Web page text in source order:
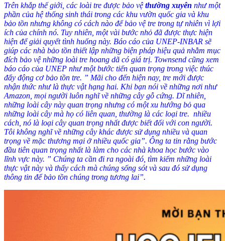
Trên khắp thế giới, các loài tre được bảo vệthường xuyên như một
phần của hệ thống sinh thái trong các khu vườn quốc gia và khu
bảo tồn nhưng không có cách nào để bảo vệ tre trong tự nhiên vì lợi
ích của chính nó. Tuy nhiên, một vài bước nhỏ đã được thực hiện
hiện để giải quyết tình huống này. Báo cáo của UNEP-INBAR sẽ
giúp các nhà bảo tồn thiết lập những biện pháp hiệu quả nhằm mục
đích bảo vệ những loài tre hoang dã có giá trị. Townsend cũng xem
báo cáo của UNEP như một bước tiến quan trọng trong việc thúc
đẩy động cơ bảo tồn tre. ” Mãi cho đến hiện nay, tre mới được
nhận thức như là thực vật hạng hai. Khi bạn nói về những nơi như
Amazon, mọi người luôn nghĩ về những cây gỗ cứng. Dĩ nhiên,
những loài cây này quan trọng nhưng có một xu hướng bỏ qua
những loài cây mà họ có liên quan, thường là các loại tre. nhiều
cách, nó là loại cây quan trọng nhất được biết đối với con người.
Tôi không nghĩ về những cây khác được sử dụng nhiều và quan
trọng về mặc thương mại ở nhiều quốc gia”. Ông ta tin rằng bước
đầu tiên quan trọng nhất là làm cho các nhà khoa học bước vào
lĩnh vực này. ” Chúng ta cần đi ra ngoài đó, tìm kiếm những loài
thực vật này và thấy cách mà chúng sống sót và sau đó sử dụng
thông tin để bảo tồn chúng trong tương lai”.